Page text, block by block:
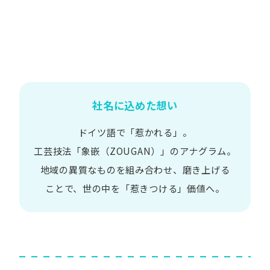
社名に込めた想い
ドイツ語で​「惹かれる」。
工芸技法​「象嵌​（ZOUGAN）」の​アナグラム。
地域の​異質な​ものを​組み合わせ、 磨き上げる​
ことで、 世の​中を​「惹きつける」価値へ。​